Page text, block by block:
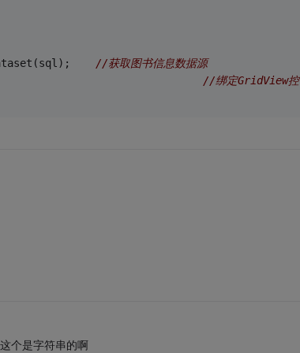
//获取图书信息数据源
//绑定GridView控
个是字符串的啊